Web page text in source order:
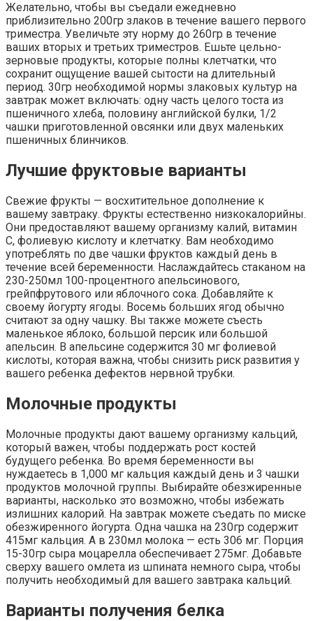
Желательно, чтобы вы съедали ежедневно
приблизительно 200гр злаков в течение вашего первого
триместра. Увеличьте эту норму до 260гр в течение
ваших вторых и третьих триместров. Ешьте цельно-
зерновые продукты, которые полны клетчатки, что
сохранит ощущение вашей сытости на длительный
период. 30гр необходимой нормы злаковых культур на
завтрак может включать: одну часть целого тоста из
пшеничного хлеба, половину английской булки, 1/2
чашки приготовленной овсянки или двух маленьких
пшеничных блинчиков.
Лучшие фруктовые варианты
Свежие фрукты — восхитительное дополнение к
вашему завтраку. Фрукты естественно низкокалорийны.
Они предоставляют вашему организму калий, витамин
C, фолиевую кислоту и клетчатку. Вам необходимо
употреблять по две чашки фруктов каждый день в
течение всей беременности. Наслаждайтесь стаканом на
230-250мл 100-процентного апельсинового,
грейпфрутового или яблочного сока. Добавляйте к
своему йогурту ягоды. Восемь больших ягод обычно
считают за одну чашку. Вы также можете съесть
маленькое яблоко, большой персик или большой
апельсин. В апельсине содержится 30 мг фолиевой
кислоты, которая важна, чтобы снизить риск развития у
вашего ребенка дефектов нервной трубки.
Молочные продукты
Молочные продукты дают вашему организму кальций,
который важен, чтобы поддержать рост костей
будущего ребенка. Во время беременности вы
нуждаетесь в 1,000 мг кальция каждый день и 3 чашки
продуктов молочной группы. Выбирайте обезжиренные
варианты, насколько это возможно, чтобы избежать
излишних калорий. На завтрак можете съедать по миске
обезжиренного йогурта. Одна чашка на 230гр содержит
415мг кальция. А в 230мл молока — есть 306 мг. Порция
15-30гр сыра моцарелла обеспечивает 275мг. Добавьте
сверху вашего омлета из шпината немного сыра, чтобы
получить необходимый для вашего завтрака кальций.
Варианты получения белка